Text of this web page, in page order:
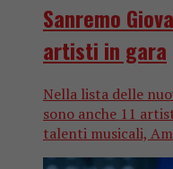
Sanremo
artisti in gara
Nella lista delle
sono anche 11
talenti musicali,